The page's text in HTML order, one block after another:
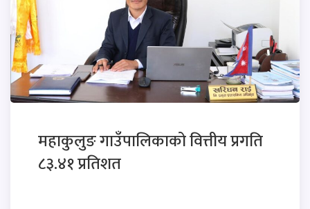
महाकुलुङ गाउँपालिकाको वित्तीय प्रगति
८३.४१ प्रतिशत